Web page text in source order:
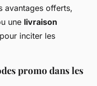
avantages offerts,
une livraison
inciter les
promo dans les